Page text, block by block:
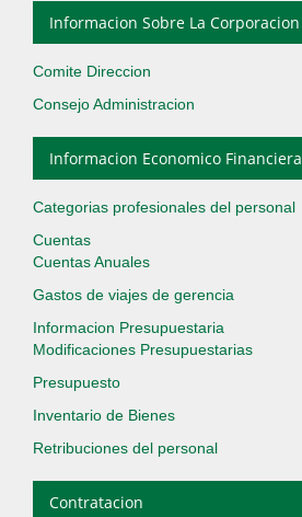
Informacion Sobre La Corporacion
Comite Direccion
Consejo Administracion
Informacion Economico Financiera
Categorias profesionales del personal
Cuentas
Cuentas Anuales
Gastos de viajes de gerencia
Informacion Presupuestaria
Modificaciones Presupuestarias
Presupuesto
Inventario de Bienes
Retribuciones del personal
Contratacion